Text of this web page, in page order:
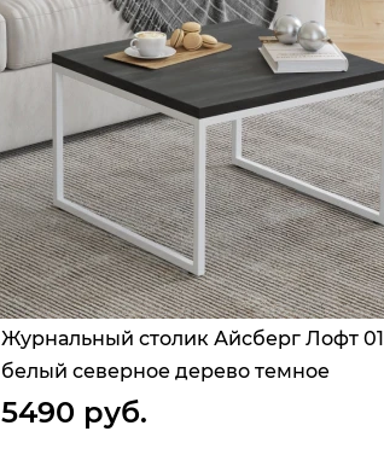
Журнальный столик Айсберг Лофт 01
белый северное дерево темное
5490 руб.